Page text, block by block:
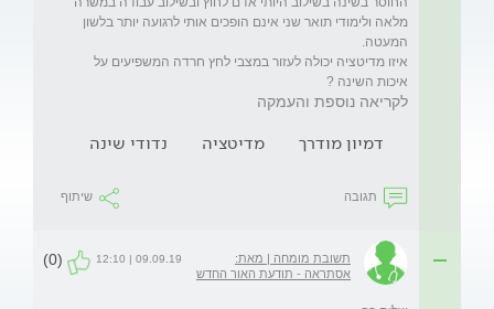
מלאה ולימודי תואר שני אינם הופכים אותי לרגועה יותר בלשון
איזו מדיטציה יכולה לעזור במצבי לחץ חרדה המשפיעים על
איכות השינה ?
לקריאה נוספת והעמקה
דמיון מודרך מדיטציה נדודי שינה
תגובה שיתוף
תשובת מומחה | מאת:
אסתראה - תודעת האור החדש
09.09.19 | 12:10
(0)